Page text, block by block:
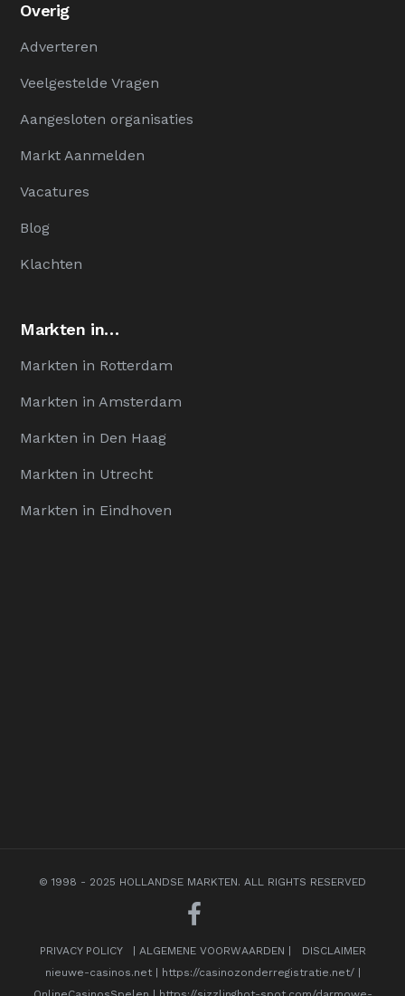
Overig
Adverteren
Veelgestelde Vragen
Aangesloten organisaties
Markt Aanmelden
Vacatures
Blog
Klachten
Markten in…
Markten in Rotterdam
Markten in Amsterdam
Markten in Den Haag
Markten in Utrecht
Markten in Eindhoven
© 1998 - 2025 HOLLANDSE MARKTEN. ALL RIGHTS RESERVED
PRIVACY POLICY ALGEMENE VOORWAARDEN
DISCLAIMER
nieuwe-casinos.net| https://casinozonderregistratie.net/|